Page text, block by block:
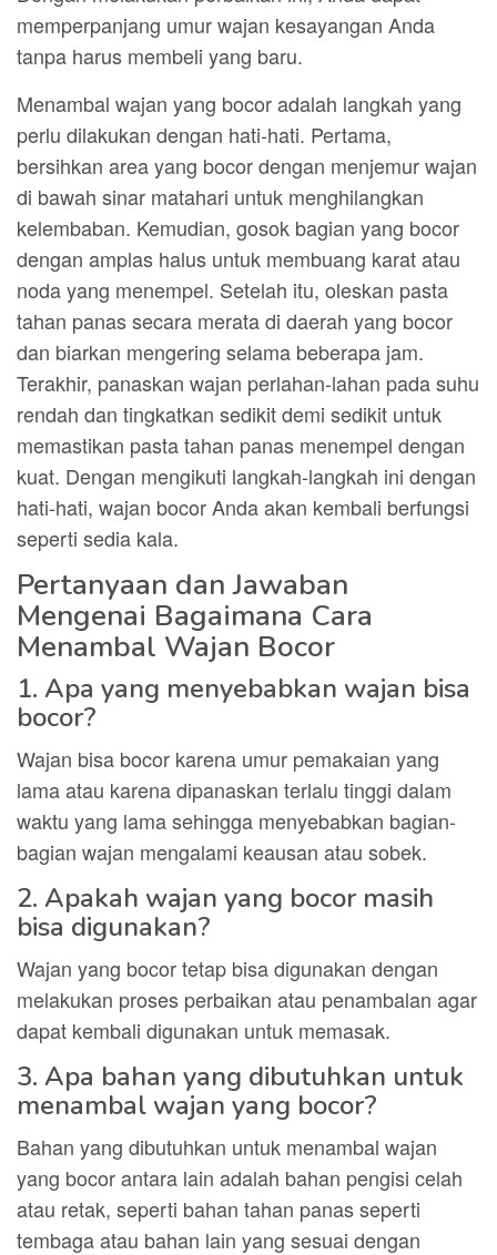
memperpanjang umur wajan kesayangan Anda
tanpa harus membeli yang baru.
Menambal wajan yang bocor adalah langkah yang
perlu dilakukan dengan hati-hati. Pertama,
bersihkan area yang bocor dengan menjemur wajan
di bawah sinar matahari untuk menghilangkan
kelembaban. Kemudian, gosok bagian yang bocor
dengan amplas halus untuk membuang karat atau
noda yang menempel. Setelah itu, oleskan pasta
tahan panas secara merata di daerah yang bocor
dan biarkan mengering selama beberapa jam.
Terakhir, panaskan wajan perlahan-lahan pada suhu
rendah dan tingkatkan sedikit demi sedikit untuk
memastikan pasta tahan panas menempel dengan
kuat. Dengan mengikuti langkah-langkah ini dengan
hati-hati, wajan bocor Anda akan kembali berfungsi
seperti sedia kala.
Pertanyaan dan Jawaban
Mengenai Bagaimana Cara
Menambal Wajan Bocor
1. Apa yang menyebabkan wajan bisa
bocor?
Wajan bisa bocor karena umur pemakaian yang
lama atau karena dipanaskan terlalu tinggi dalam
waktu yang lama sehingga menyebabkan bagian-
bagian wajan mengalami keausan atau sobek.
2. Apakah wajan yang bocor masih
bisa digunakan?
Wajan yang bocor tetap bisa digunakan dengan
melakukan proses perbaikan atau penambalan agar
dapat kembali digunakan untuk memasak.
3. Apa bahan yang dibutuhkan untuk
menambal wajan yang bocor?
Bahan yang dibutuhkan untuk menambal wajan
yang bocor antara lain adalah bahan pengisi celah
atau retak, seperti bahan tahan panas seperti
tembaga atau bahan lain yang sesuai dengan